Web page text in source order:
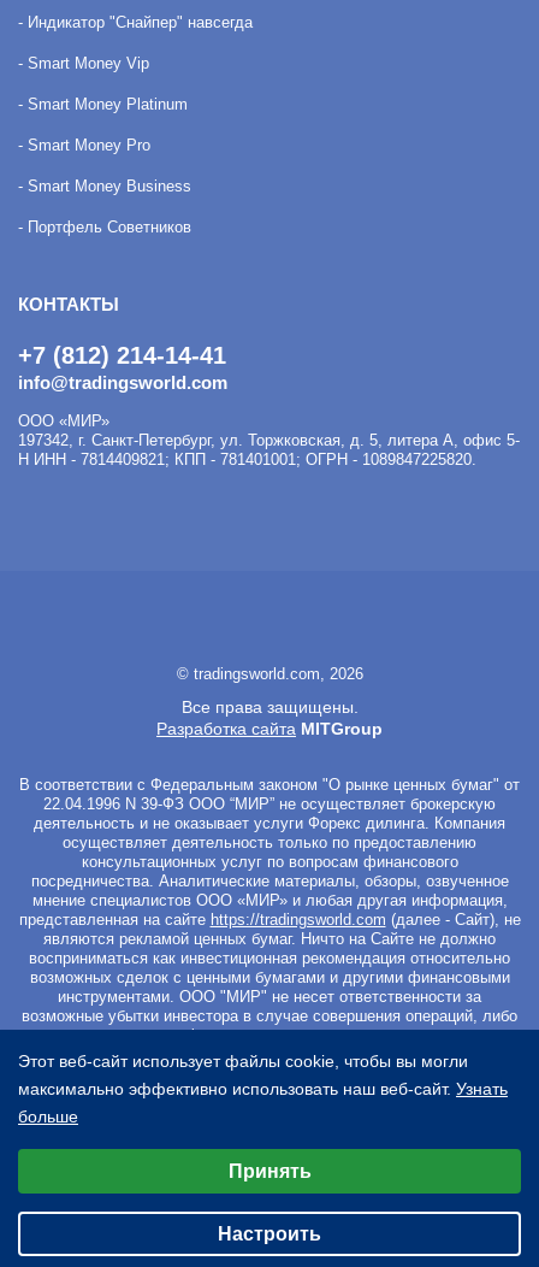
- Индикатор "Снайпер" навсегда
- Smart Money Vip
- Smart Money Platinum
- Smart Money Pro
- Smart Money Business
- Портфель Советников
КОНТАКТЫ
+7 (812) 214-14-41
info@tradingsworld.com
ООО «МИР»
197342, г. Санкт-Петербург, ул. Торжковская, д. 5, литера А, офис 5-
Н ИНН - 7814409821; КПП - 781401001; ОГРН - 1089847225820.
© tradingsworld.com, 2026
Все права защищены.
Разработка сайта MITGroup
В соответствии с Федеральным законом "О рынке ценных бумаг" от
22.04.1996 N 39-ФЗ ООО “МИР” не осуществляет брокерскую
деятельность и не оказывает услуги Форекс дилинга. Компания
осуществляет деятельность только по предоставлению
консультационных услуг по вопросам финансового
посредничества. Аналитические материалы, обзоры, озвученное
мнение специалистов ООО «МИР» и любая другая информация,
представленная на сайте https://tradingsworld.com (далее - Сайт), не
являются рекламой ценных бумаг. Ничто на Сайте не должно
восприниматься как инвестиционная рекомендация относительно
возможных сделок с ценными бумагами и другими финансовыми
инструментами. ООО "МИР" не несет ответственности за
возможные убытки инвестора в случае совершения операций, либо
инвестирования в финансовые инструменты, упомянутые в
материалах Сайта. Вы не должны начинать работу с
инвестиционными продуктами, если не готовы к риску частичной и/
или полной потери всех средств, которые вы вложили. Перед
началом работы с ценными бумагами и другими финансовыми
рисках. Регистрируясь на Сайте и оплачивая курс Вы
подтверждаете свое безоговорочное согласие со всеми условиями
Договора оферты, а также подтверждаете, что ознакомились с
Пользовательским соглашениемиПолитикой обработки
персональных данных
Этот веб-сайт использует файлы cookie, чтобы вы могли
максимально эффективно использовать наш веб-сайт. Узнать
больше
Аналитические/Функциональные
Принять
Настроить